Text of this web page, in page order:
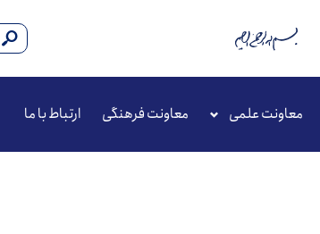
معاونت علمی معاونت فرهنگی ارتباط با ما